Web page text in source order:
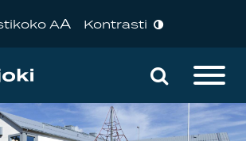
AA Kontrasti
Hae